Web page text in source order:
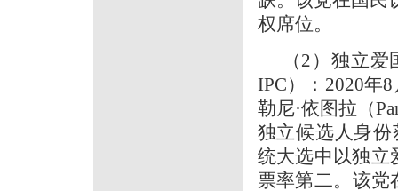
权席位。
（2）独立爱
IPC）：2020年
勒尼·依图拉（
独立候选人身份
统大选中以独立
票率第二。该党